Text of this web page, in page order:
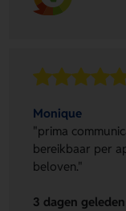
Monique
"prima
bereikbaar per
beloven."
3 dagen geleden